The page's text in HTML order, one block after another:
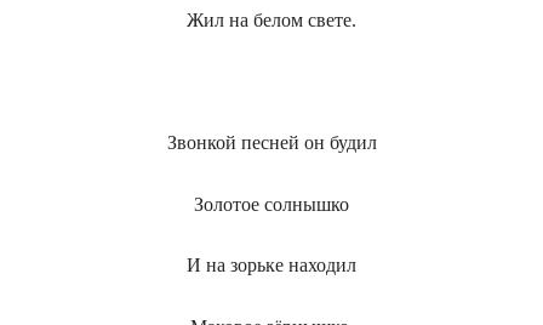
Жил на белом свете.
Звонкой песней он будил
Золотое солнышко
И на зорьке находил